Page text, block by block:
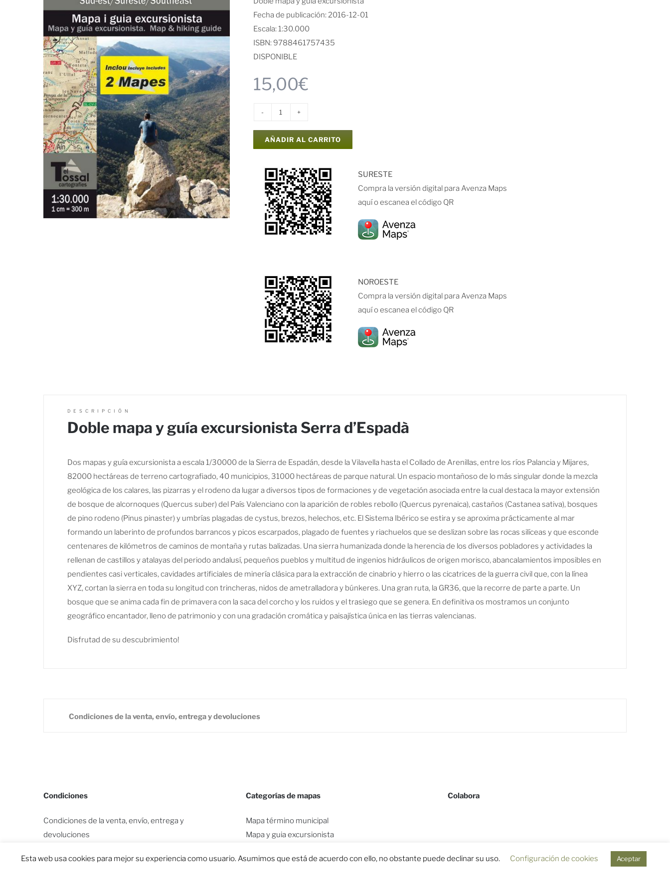
Fecha de publicación: 2016-12-01
Escala: 1:30.000
ISBN: 9788461757435
DISPONIBLE
15,00€
mapa
excursionista
Serra
d'Espadà
cantidad
AÑADIR AL CARRITO
SURESTE
Compra la versión digital para Avenza Maps
aquí o escanea el código QR
NOROESTE
Compra la versión digital para Avenza Maps
aquí o escanea el código QR
DESCRIPCIÓN
Doble mapa y guía excursionista Serra d’Espadà
Dos mapas y guía excursionista a escala 1/30000 de la Sierra de Espadán, desde la Vilavella hasta el Collado de Arenillas, entre los ríos Palancia y Mijares,
82000 hectáreas de terreno cartografiado, 40 municipios, 31000 hectáreas de parque natural. Un espacio montañoso de lo más singular donde la mezcla
geológica de los calares, las pizarras y el rodeno da lugar a diversos tipos de formaciones y de vegetación asociada entre la cual destaca la mayor extensión
de bosque de alcornoques (Quercus suber) del País Valenciano con la aparición de robles rebollo (Quercus pyrenaica), castaños (Castanea sativa), bosques
de pino rodeno (Pinus pinaster) y umbrías plagadas de cystus, brezos, helechos, etc. El Sistema Ibérico se estira y se aproxima prácticamente al mar
formando un laberinto de profundos barrancos y picos escarpados, plagado de fuentes y riachuelos que se deslizan sobre las rocas silíceas y que esconde
centenares de kilómetros de caminos de montaña y rutas balizadas. Una sierra humanizada donde la herencia de los diversos pobladores y actividades la
rellenan de castillos y atalayas del periodo andalusí, pequeños pueblos y multitud de ingenios hidráulicos de origen morisco, abancalamientos imposibles en
pendientes casi verticales, cavidades artificiales de minería clásica para la extracción de cinabrio y hierro o las cicatrices de la guerra civil que, con la línea
XYZ, cortan la sierra en toda su longitud con trincheras, nidos de ametralladora y búnkeres. Una gran ruta, la GR36, que la recorre de parte a parte. Un
bosque que se anima cada fin de primavera con la saca del corcho y los ruidos y el trasiego que se genera. En definitiva os mostramos un conjunto
geográfico encantador, lleno de patrimonio y con una gradación cromática y paisajística única en las tierras valencianas.
Disfrutad de su descubrimiento!
Condiciones de la venta, envío, entrega y devoluciones
Condiciones
Condiciones de la venta, envío, entrega y
devoluciones
Política de privacidad
Categorías de mapas
Mapa término municipal
Mapa y guia excursionista
Todas las categorías
Colabora
Esta web usa cookies para mejor su experiencia como usuario. Asumimos que está de acuerdo con ello, no obstante puede declinar su uso. Configuración de cookies Aceptar